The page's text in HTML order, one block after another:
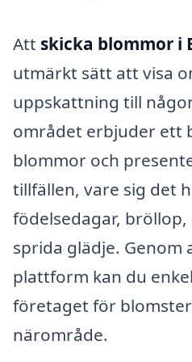
Att skicka blommor i
utmärkt sätt att visa
uppskattning till
området erbjuder ett
blommor och
tillfällen, vare sig det
födelsedagar,
sprida glädje. Genom
plattform kan du
företaget för
närområde.